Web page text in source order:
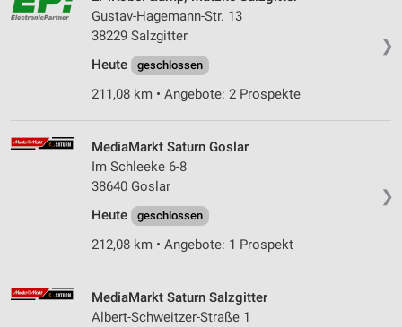
❯
Gustav-Hagemann-Str. 13
38229 Salzgitter
Heute
geschlossen
211,08 km • Angebote: 2 Prospekte
❯
MediaMarkt Saturn Goslar
Im Schleeke 6-8
38640 Goslar
Heute
geschlossen
212,08 km • Angebote: 1 Prospekt
MediaMarkt Saturn Salzgitter
Albert-Schweitzer-Straße 1